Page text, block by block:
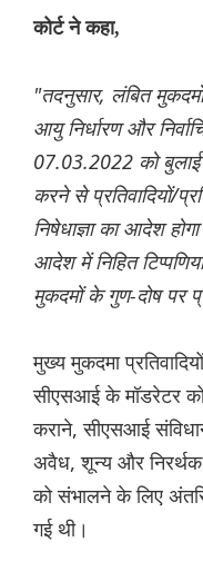
कोर्ट ने कहा,
"तदनुसार, लंबित
आयु निर्धारण और
07.03.2022 को बुलाई
करने से प्रतिवादियों/
निषेधाज्ञा का आदेश
आदेश में निहित
मुकदमों के गुण-दोष पर
मुख्य मुकदमा
सीएसआई के मॉडरेटर
कराने, सीएसआई
अवैध, शून्य और
को संभालने के लिए
गई थी।